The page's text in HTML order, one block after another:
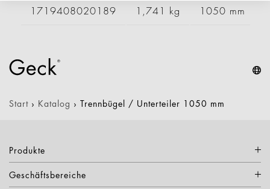
1719408020189 1,741 kg 1050 mm
Start › Katalog › Trennbügel / Unterteiler 1050 mm
Produkte
Geschäftsbereiche